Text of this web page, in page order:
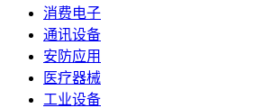
消费电子
通讯设备
安防应用
医疗器械
工业设备